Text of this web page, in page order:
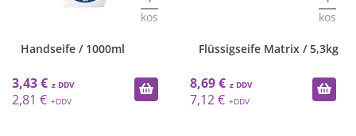
Flüssigseife Matrix / 5,3kg
8,69 €
7,12 €
Luxor / 5L / Weiße
11,65 €
9,55 €